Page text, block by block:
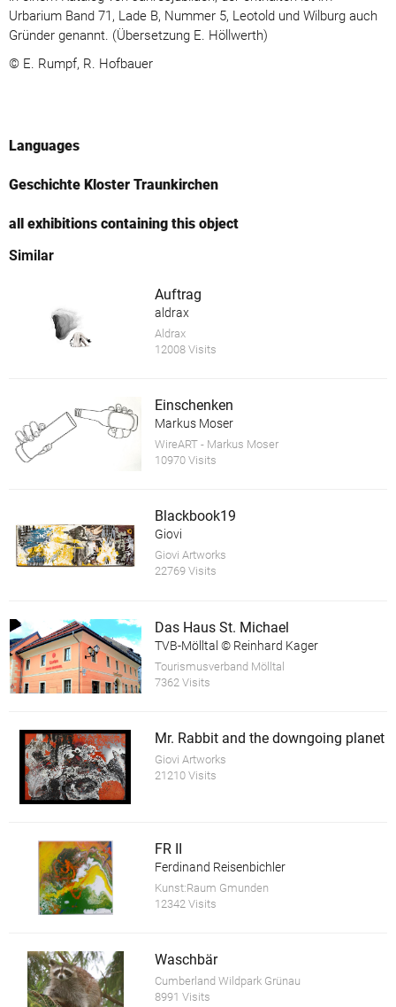
Urbarium Band 71, Lade B, Nummer 5, Leotold und Wilburg auch
Gründer genannt. (Übersetzung E. Höllwerth)
© E. Rumpf, R. Hofbauer
Languages
Geschichte Kloster Traunkirchen
all exhibitions containing this object
Similar
Auftrag
aldrax
Aldrax
12008 Visits
Einschenken
Markus Moser
WireART - Markus Moser
10970 Visits
Blackbook19
Giovi
Giovi Artworks
22769 Visits
Das Haus St. Michael
TVB-Mölltal © Reinhard Kager
Tourismusverband Mölltal
7362 Visits
Mr. Rabbit and the downgoing planet
Giovi Artworks
21210 Visits
FR II
Ferdinand Reisenbichler
Kunst:Raum Gmunden
12342 Visits
Waschbär
Cumberland Wildpark Grünau
8991 Visits